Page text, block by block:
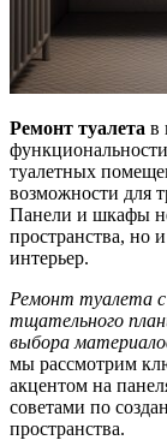
Ремонт туалета в
туалетных
возможности для
Панели и шкафы
пространства, но
интерьер.
Ремонт туалета
тщательного
выбора
мы рассмотрим
акцентом на
советами по
пространства.